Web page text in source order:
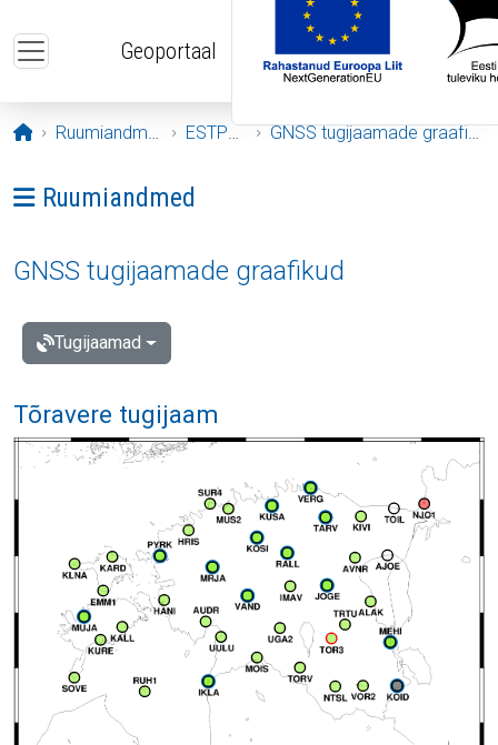
Geoportaal
Avaleht
Ruumiandmed ESTPOS GNSS tugijaamade graafikud
Ava menüü: Ruumiandmed
Ruumiandmed
GNSS tugijaamade graafikud
Tugijaamad
Tõravere tugijaam